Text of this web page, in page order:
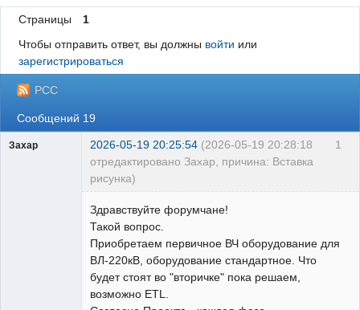
Страницы
1
Чтобы отправить ответ, вы должны войти или
зарегистрироваться
РСС
Сообщений 19
1
Захар 2026-05-19 20:25:54 (2026-05-19 20:28:18
отредактировано Захар, причина: Вставка
рисунка)
Здравствуйте форумчане!
Такой вопрос.
Приобретаем первичное ВЧ оборудование для
ВЛ-220кВ, оборудование стандартное. Что
будет стоят во "вторичке" пока решаем,
возможно ETL.